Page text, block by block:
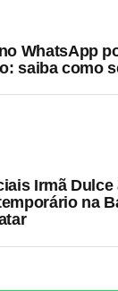
WhatsApp
saiba como
Irmã Dulce
na